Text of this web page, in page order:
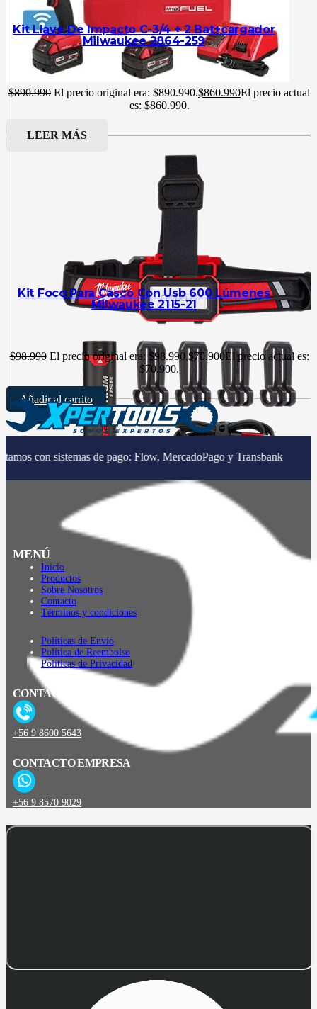
Kit Llave De Impacto C-3/4 + 2 Bat+cargador
Milwaukee 2864-259
$890.990 El precio original era: $890.990.$860.990El precio actual
es: $860.990.
LEER MÁS
Kit Foco Para Casco Con Usb 600 Lúmenes
Milwaukee 2115-21
$98.990 El precio original era: $98.990.$70.900El precio actual es:
$70.900.
Añadir al carrito
de pago: Flow, MercadoPago y Transbank
MENÚ
Inicio
Productos
Sobre Nosotros
Contacto
Términos y condiciones
Políticas de Envío
Política de Reembolso
Políticas de Privacidad
CONTACTO
+56 9 8600 5643
CONTACTO EMPRESA
+56 9 8570 9029